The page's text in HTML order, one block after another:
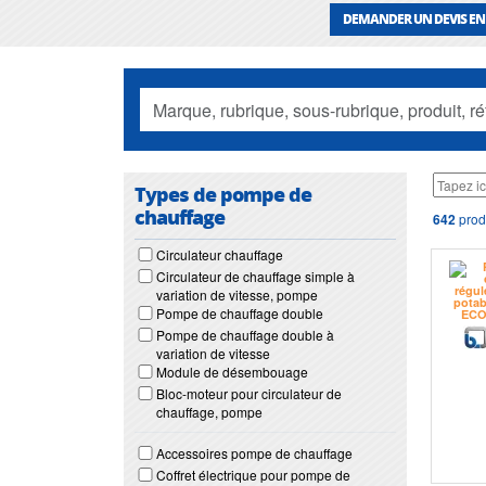
DEMANDER UN DEVIS
Types de pompe de
chauffage
Circulateur chauffage
Circulateur de chauffage simple à
variation de vitesse, pompe
Pompe de chauffage double
Pompe de chauffage double à
variation de vitesse
Module de désembouage
Bloc-moteur pour circulateur de
chauffage, pompe
Accessoires pompe de chauffage
Coffret électrique pour pompe de
642